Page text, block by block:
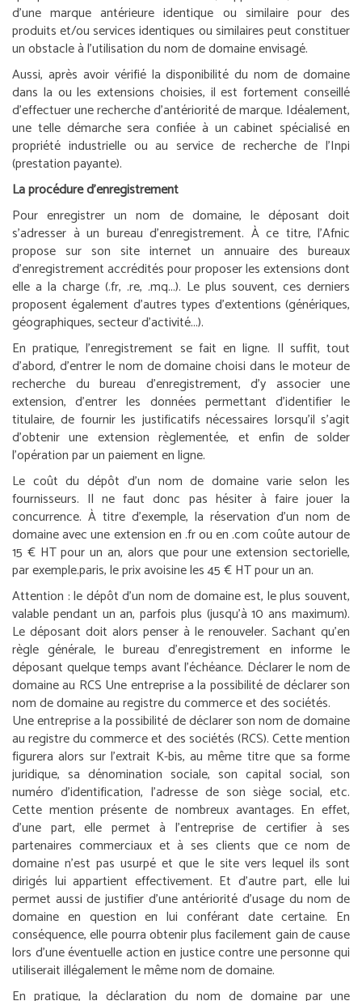
d’une marque antérieure identique ou similaire pour des
produits et/ou services identiques ou similaires peut constituer
un obstacle à l’utilisation du nom de domaine envisagé.
Aussi, après avoir vérifié la disponibilité du nom de domaine
dans la ou les extensions choisies, il est fortement conseillé
d’effectuer une recherche d’antériorité de marque. Idéalement,
une telle démarche sera confiée à un cabinet spécialisé en
propriété industrielle ou au service de recherche de l’Inpi
(prestation payante).
La procédure d’enregistrement
Pour enregistrer un nom de domaine, le déposant doit
s’adresser à un bureau d’enregistrement. À ce titre, l’Afnic
propose sur son site internet un annuaire des bureaux
d’enregistrement accrédités pour proposer les extensions dont
elle a la charge (.fr, .re, .mq...). Le plus souvent, ces derniers
proposent également d’autres types d’extentions (génériques,
géographiques, secteur d’activité...).
En pratique, l’enregistrement se fait en ligne. Il suffit, tout
d’abord, d’entrer le nom de domaine choisi dans le moteur de
recherche du bureau d’enregistrement, d’y associer une
extension, d’entrer les données permettant d’identifier le
titulaire, de fournir les justificatifs nécessaires lorsqu’il s’agit
d’obtenir une extension règlementée, et enfin de solder
l’opération par un paiement en ligne.
Le coût du dépôt d’un nom de domaine varie selon les
fournisseurs. Il ne faut donc pas hésiter à faire jouer la
concurrence. À titre d’exemple, la réservation d’un nom de
domaine avec une extension en .fr ou en .com coûte autour de
15 € HT pour un an, alors que pour une extension sectorielle,
par exemple.paris, le prix avoisine les 45 € HT pour un an.
Attention :le dépôt d’un nom de domaine est, le plus souvent,
valable pendant un an, parfois plus (jusqu’à 10 ans maximum).
Le déposant doit alors penser à le renouveler. Sachant qu’en
règle générale, le bureau d’enregistrement en informe le
déposant quelque temps avant l’échéance. Déclarer le nom de
domaine au RCS Une entreprise a la possibilité de déclarer son
nom de domaine au registre du commerce et des sociétés.
Une entreprise a la possibilité de déclarer son nom de domaine
au registre du commerce et des sociétés (RCS). Cette mention
figurera alors sur l’extrait K-bis, au même titre que sa forme
juridique, sa dénomination sociale, son capital social, son
numéro d’identification, l’adresse de son siège social, etc.
Cette mention présente de nombreux avantages. En effet,
d’une part, elle permet à l’entreprise de certifier à ses
partenaires commerciaux et à ses clients que ce nom de
domaine n’est pas usurpé et que le site vers lequel ils sont
dirigés lui appartient effectivement. Et d’autre part, elle lui
permet aussi de justifier d’une antériorité d’usage du nom de
domaine en question en lui conférant date certaine. En
conséquence, elle pourra obtenir plus facilement gain de cause
lors d’une éventuelle action en justice contre une personne qui
utiliserait illégalement le même nom de domaine.
En pratique, la déclaration du nom de domaine par une